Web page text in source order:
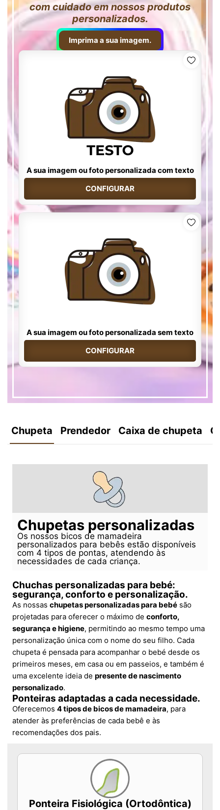
com cuidado em nossos produtos
personalizados.
Imprima a sua imagem.
A sua imagem ou foto personalizada com texto
CONFIGURAR
A sua imagem ou foto personalizada sem texto
CONFIGURAR
Chupeta Prendedor Caixa de chupeta
Chupetas personalizadas
Os nossos bicos de mamadeira
personalizados para bebês estão disponíveis
com 4 tipos de pontas, atendendo às
necessidades de cada criança.
Chuchas personalizadas para bebé:
segurança, conforto e personalização.
As nossas chupetas personalizadas para bebé são
projetadas para oferecer o máximo de conforto,
segurança e higiene, permitindo ao mesmo tempo uma
personalização única com o nome do seu filho. Cada
chupeta é pensada para acompanhar o bebé desde os
primeiros meses, em casa ou em passeios, e também é
uma excelente ideia de presente de nascimento
personalizado.
Ponteiras adaptadas a cada necessidade.
Oferecemos 4 tipos de bicos de mamadeira, para
atender às preferências de cada bebê e às
recomendações dos pais.
Ponteira Fisiológica (Ortodôntica)